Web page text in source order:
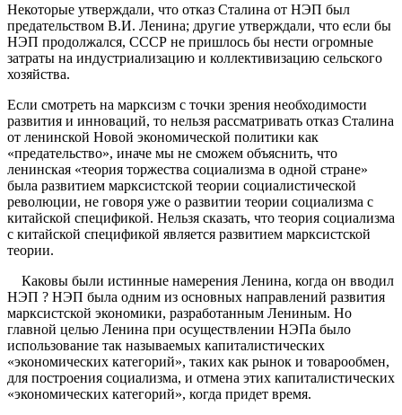
Некоторые утверждали, что отказ Сталина от НЭП был
предательством В.И. Ленина; другие утверждали, что если бы
НЭП продолжался, СССР не пришлось бы нести огромные
затраты на индустриализацию и коллективизацию сельского
хозяйства.
Если смотреть на марксизм с точки зрения необходимости
развития и инноваций, то нельзя рассматривать отказ Сталина
от ленинской Новой экономической политики как
«предательство», иначе мы не сможем объяснить, что
ленинская «теория торжества социализма в одной стране»
была развитием марксистской теории социалистической
революции, не говоря уже о развитии теории социализма с
китайской спецификой. Нельзя сказать, что теория социализма
с китайской спецификой является развитием марксистской
теории.
Каковы были истинные намерения Ленина, когда он вводил
НЭП ? НЭП была одним из основных направлений развития
марксистской экономики, разработанным Лениным. Но
главной целью Ленина при осуществлении НЭПа было
использование так называемых капиталистических
«экономических категорий», таких как рынок и товарообмен,
для построения социализма, и отмена этих капиталистических
«экономических категорий», когда придет время.